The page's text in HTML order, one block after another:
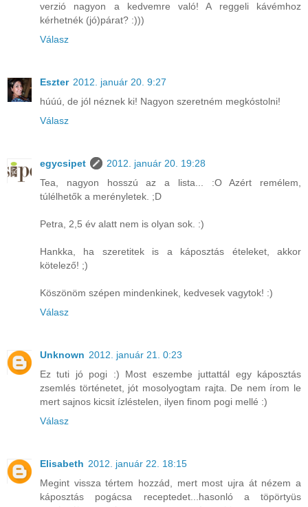
verzió nagyon a kedvemre való! A reggeli kávémhoz
kérhetnék (jó)párat? :)))
Válasz
Eszter 2012. január 20. 9:27
húúú, de jól néznek ki! Nagyon szeretném megkóstolni!
Válasz
egycsipet
2012. január 20. 19:28
Tea, nagyon hosszú az a lista... :O Azért remélem,
túlélhetők a merényletek. ;D
Petra, 2,5 év alatt nem is olyan sok. :)
Hankka, ha szeretitek is a káposztás ételeket, akkor
kötelező! ;)
Köszönöm szépen mindenkinek, kedvesek vagytok! :)
Válasz
Unknown 2012. január 21. 0:23
Ez tuti jó pogi :) Most eszembe juttattál egy káposztás
zsemlés történetet, jót mosolyogtam rajta. De nem írom le
mert sajnos kicsit ízléstelen, ilyen finom pogi mellé :)
Válasz
Elisabeth 2012. január 22. 18:15
Megint vissza tértem hozzád, mert most ujra át nézem a
káposztás pogácsa receptedet...hasonló a töpörtyüs